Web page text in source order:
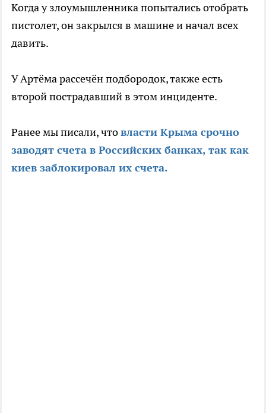
Когда у злоумышленника попытались отобрать
пистолет, он закрылся в машине и начал всех
давить.
У Артёма рассечён подбородок, также есть
второй пострадавший в этом инциденте.
Ранее мы писали, чтовласти Крыма срочно
заводят счета в Российских банках, так как
киев заблокировал их счета.